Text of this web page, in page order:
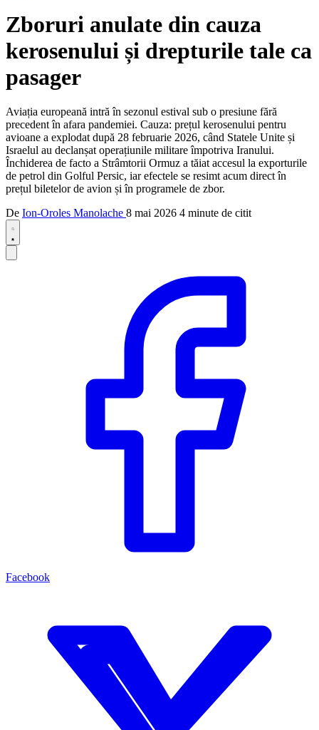
Zboruri anulate din cauza
kerosenului și drepturile tale ca
pasager
Aviația europeană intră în sezonul estival sub o presiune fără
precedent în afara pandemiei. Cauza: prețul kerosenului pentru
avioane a explodat după 28 februarie 2026, când Statele Unite și
Israelul au declanșat operațiunile militare împotriva Iranului.
Închiderea de facto a Strâmtorii Ormuz a tăiat accesul la exporturile
de petrol din Golful Persic, iar efectele se resimt acum direct în
prețul biletelor de avion și în programele de zbor.
De Ion-Oroles Manolache 8 mai 2026 4 minute de citit
Facebook